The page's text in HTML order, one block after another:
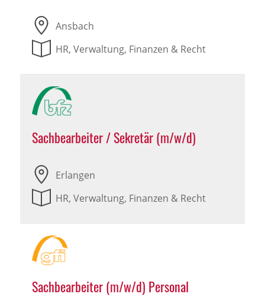
Ansbach
HR, Verwaltung, Finanzen & Recht
Sachbearbeiter / Sekretär (m/w/d)
Erlangen
HR, Verwaltung, Finanzen & Recht
Sachbearbeiter (m/w/d) Personal